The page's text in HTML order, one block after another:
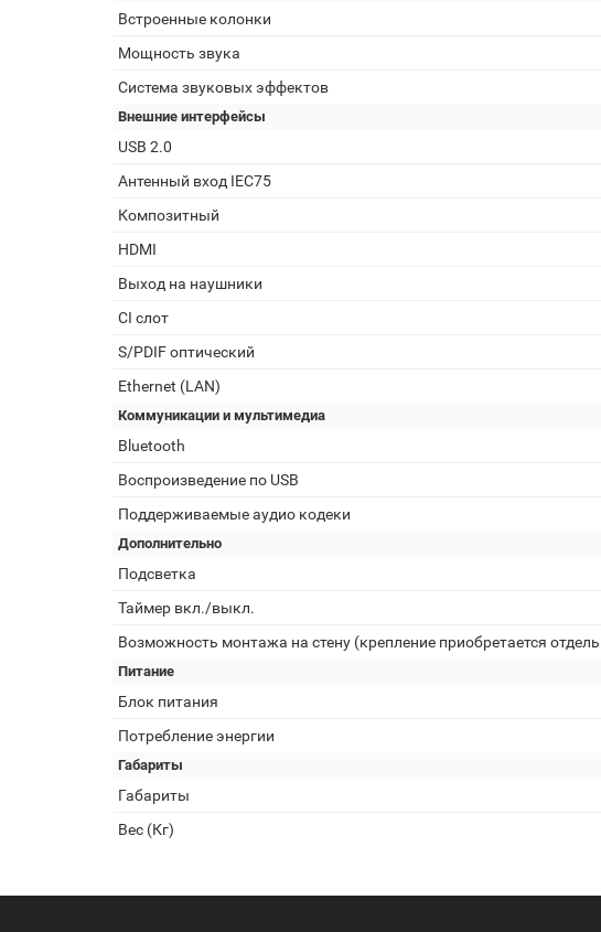
Встроенные колонки
Мощность звука
Система звуковых эффектов
Внешние интерфейсы
USB 2.0
Антенный вход IEC75
Композитный
HDMI
Выход на наушники
CI слот
S/PDIF оптический
Ethernet (LAN)
Коммуникации и мультимедиа
Bluetooth
Воспроизведение по USB
Поддерживаемые аудио кодеки
Дополнительно
Подсветка
Таймер вкл./выкл.
Возможность монтажа на стену (крепление приобретается
Питание
Блок питания
Потребление энергии
Габариты
Габариты
Вес (Кг)